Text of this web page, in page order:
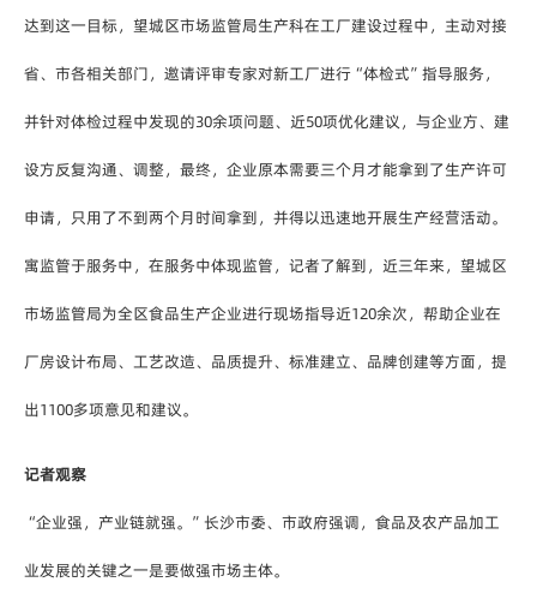
达到这一目标，望城区市场监管局生产科在工厂建设过程中，主动对接
省、市各相关部门，邀请评审专家对新工厂进行“体检式”指导服务，
并针对体检过程中发现的30余项问题、近50项优化建议，与企业方、建
设方反复沟通、调整，最终，企业原本需要三个月才能拿到了生产许可
申请，只用了不到两个月时间拿到，并得以迅速地开展生产经营活动。
寓监管于服务中，在服务中体现监管，记者了解到，近三年来，望城区
市场监管局为全区食品生产企业进行现场指导近120余次，帮助企业在
厂房设计布局、工艺改造、品质提升、标准建立、品牌创建等方面，提
出1100多项意见和建议。
记者观察
“企业强，产业链就强。”长沙市委、市政府强调，食品及农产品加工
业发展的关键之一是要做强市场主体。